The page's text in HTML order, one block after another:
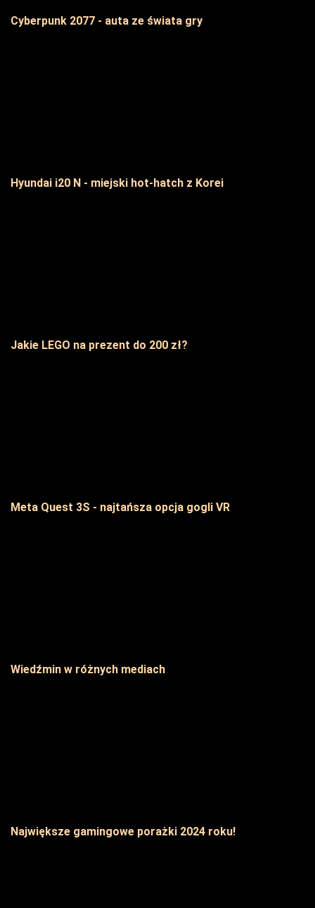
Cyberpunk 2077 - auta ze świata gry
Hyundai i20 N - miejski hot-hatch z Korei
Jakie LEGO na prezent do 200 zł?
Meta Quest 3S - najtańsza opcja gogli VR
Wiedźmin w różnych mediach
Największe gamingowe porażki 2024 roku!